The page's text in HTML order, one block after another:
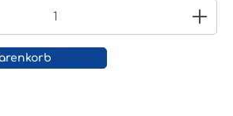
Gib den gewünschten Wert